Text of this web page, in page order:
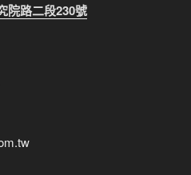
院路二段230號